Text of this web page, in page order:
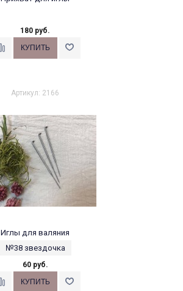
180 руб.
Артикул: 2166
Иглы для валяния
№38 звездочка
60 руб.